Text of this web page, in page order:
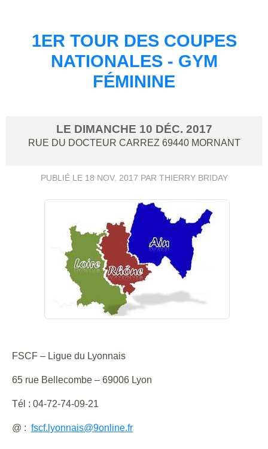
1ER TOUR DES COUPES
NATIONALES - GYM
FÉMININE
LE DIMANCHE 10 DÉC. 2017
RUE DU DOCTEUR CARREZ 69440 MORNANT
PUBLIÉ LE 18 NOV. 2017 PAR THIERRY BRIDAY
FSCF – Ligue du Lyonnais
65 rue Bellecombe – 69006 Lyon
Tél : 04-72-74-09-21
@ : fscf.lyonnais@9online.fr